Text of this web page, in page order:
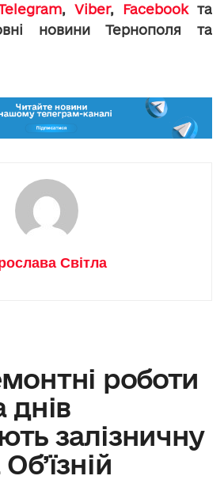
, Viber, Facebookта
новини Тернополя та
Світла
роботи
днів
залізничну